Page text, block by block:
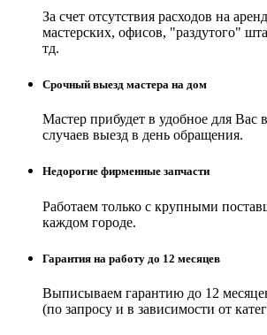
За счет отсутствия расходов на
мастерских, офисов, "раздутого"
тд.
Срочный выезд мастера на дом
Мастер прибудет в удобное для Вас
случаев выезд в день обращения.
Недорогие фирменные запчасти
Работаем только с крупными
каждом городе.
Гарантия на работу до 12 месяцев
Выписываем гарантию до 12
(по запросу и в зависимости от